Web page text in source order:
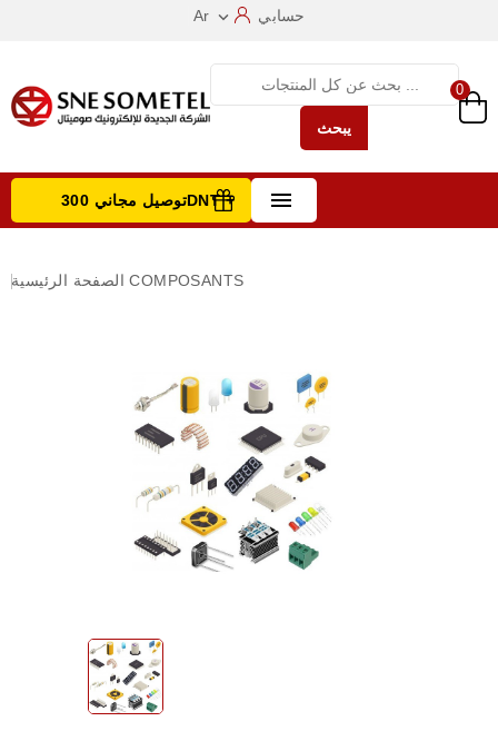
Ar  حسابي
يبحث
0
 توصيل مجاني 300DNT +
الصفحة الرئيسية COMPOSANTS